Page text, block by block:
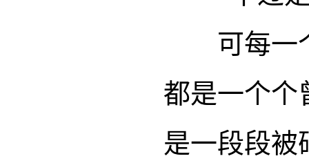
可每一
都是一个个
是一段段被